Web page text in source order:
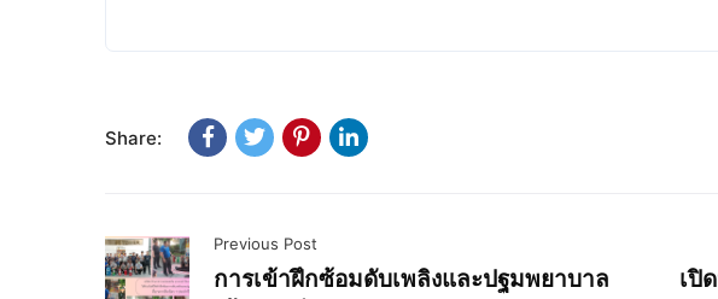
Share:
Previous Post
การเข้าฝึกซ้อมดับเพลิงและปฐมพยาบาล
เปิ